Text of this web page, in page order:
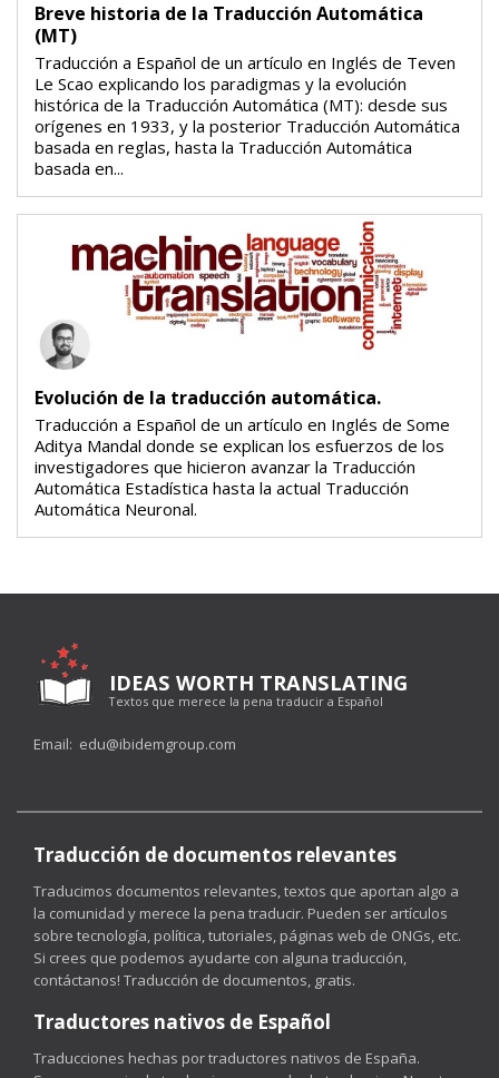
Breve historia de la Traducción Automática
(MT)
Traducción a Español de un artículo en Inglés de Teven
Le Scao explicando los paradigmas y la evolución
histórica de la Traducción Automática (MT): desde sus
orígenes en 1933, y la posterior Traducción Automática
basada en reglas, hasta la Traducción Automática
basada en...
Evolución de la traducción automática.
Traducción a Español de un artículo en Inglés de Some
Aditya Mandal donde se explican los esfuerzos de los
investigadores que hicieron avanzar la Traducción
Automática Estadística hasta la actual Traducción
Automática Neuronal.
IDEAS WORTH TRANSLATING
Textos que merece la pena traducir a Español
Email: edu@ibidemgroup.com
Traducción de documentos relevantes
Traducimos documentos relevantes, textos que aportan algo a
la comunidad y merece la pena traducir. Pueden ser artículos
sobre tecnología, política, tutoriales, páginas web de ONGs, etc.
Si crees que podemos ayudarte con alguna traducción,
contáctanos! Traducción de documentos, gratis.
Traductores nativos de Español
Traducciones hechas por traductores nativos de España.